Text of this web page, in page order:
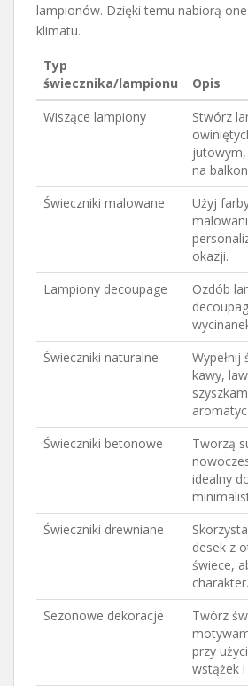
lampionów. Dzięki temu nabiorą
klimatu.
Typ
świecznika/lampionu
Opis
Wiszące lampiony
Stwórz
jutowym,
na
Świeczniki malowane
Użyj
okazji.
Lampiony decoupage
Ozdób
Świeczniki naturalne
Wypełnij
kawy,
Świeczniki betonowe
Tworzą
idealny
Świeczniki drewniane
desek z
świece,
charakter.
Sezonowe dekoracje
Twórz
przy
wstążek